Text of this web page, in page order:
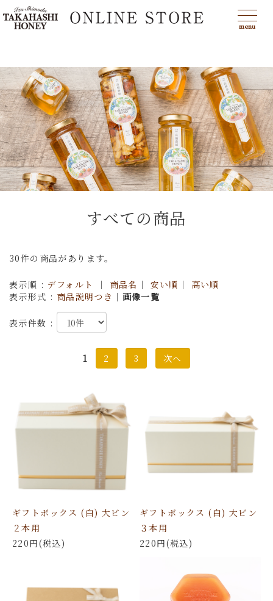
menu
すべての商品
30件の商品があります。
表示順 : デフォルト ｜ 商品名 ｜ 安い順 ｜ 高い順
表示形式 : 商品説明つき ｜ 画像一覧
表示件数 :
1 2 3 次へ
ギフトボックス (白) 大ビン
２本用
220円(税込)
ギフトボックス (白) 大ビン
３本用
220円(税込)